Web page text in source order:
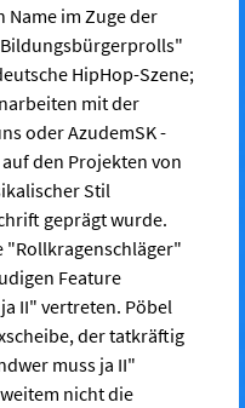
Name im Zuge der
HipHop-Szene;
mit der
oder AzudemSK -
den Projekten von
Stil
geprägt wurde.
"Rollkragenschläger"
Feature
II" vertreten. Pöbel
der tatkräftig
muss ja II"
nicht die